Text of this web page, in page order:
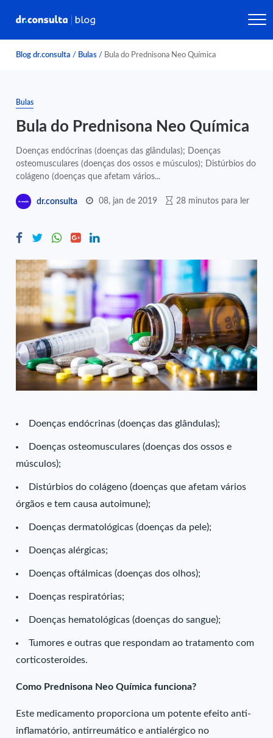
Blog dr.consulta / Bulas / Bula do Prednisona Neo Química
Bulas
Bula do Prednisona Neo Química
Doenças endócrinas (doenças das glândulas); Doenças
osteomusculares (doenças dos ossos e músculos); Distúrbios do
colágeno (doenças que afetam vários...
dr.consulta 08, jan de 2019 28 minutos para ler
Doenças endócrinas (doenças das glândulas);
Doenças osteomusculares (doenças dos ossos e
músculos);
Distúrbios do colágeno (doenças que afetam vários
órgãos e tem causa autoimune);
Doenças dermatológicas (doenças da pele);
Doenças alérgicas;
Doenças oftálmicas (doenças dos olhos);
Doenças respiratórias;
Doenças hematológicas (doenças do sangue);
Tumores e outras que respondam ao tratamento com
corticosteroides.
Como Prednisona Neo Química funciona?
Este medicamento proporciona um potente efeito anti-
inflamatório, antirreumático e antialérgico no